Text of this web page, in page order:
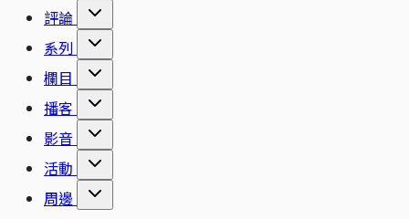
評論
系列
欄目
播客
影音
活動
周邊